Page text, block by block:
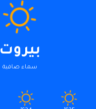
بيروت
سماء صافية